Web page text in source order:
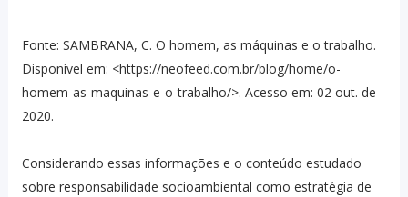
Fonte: SAMBRANA, C. O homem, as máquinas e o trabalho.
Disponível em: <https://neofeed.com.br/blog/home/o-
homem-as-maquinas-e-o-trabalho/>. Acesso em: 02 out. de
2020.
Considerando essas informações e o conteúdo estudado
sobre responsabilidade socioambiental como estratégia de